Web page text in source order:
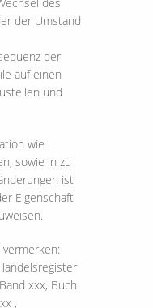
der Umstand
der
auf einen
und
wie
sowie in zu
ist
Eigenschaft
xxx, Buch
,